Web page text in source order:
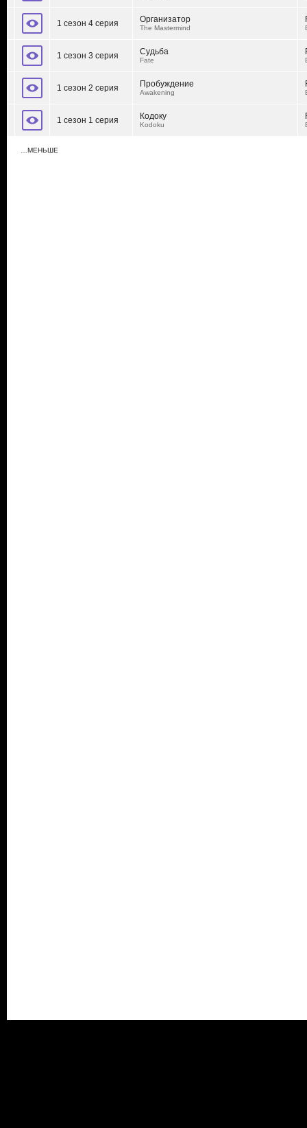
1 сезон 4 серия Организатор
The Mastermind
1 сезон 3 серия Судьба
Fate
1 сезон 2 серия Пробуждение
Awakening
1 сезон 1 серия Кодоку
Kodoku
…МЕНЬШЕ